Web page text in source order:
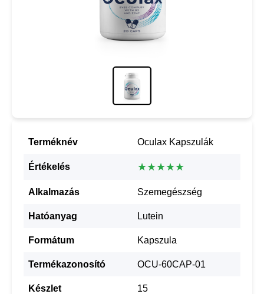
Terméknév Oculax Kapszulák
Értékelés ★★★★★
Alkalmazás Szemegészség
Hatóanyag Lutein
Formátum Kapszula
Termékazonosító OCU-60CAP-01
Készlet 15